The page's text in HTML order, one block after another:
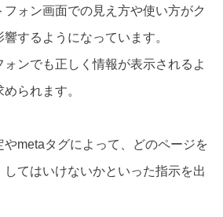
ォン画面での見え方や使い方がク
するようになっています。
ンでも正しく情報が表示されるよ
られます。
やmetaタグによって、どのページを
してはいけないかといった指示を出